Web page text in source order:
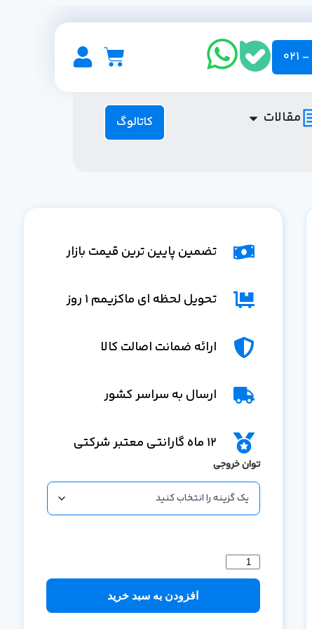
مقالات
کاتالوگ
تضمین پایین ترین قیمت بازار
تحویل لحظه ای ماکزیمم 1 روز
ارائه ضمانت اصالت کالا
ارسال به سراسر کشور
12 ماه گارانتی معتبر شرکتی
توان خروجی
افزودن به سبد خرید